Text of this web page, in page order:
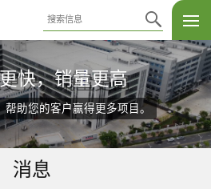
快，销量更高
帮助您的客户赢得更多项目。
消息